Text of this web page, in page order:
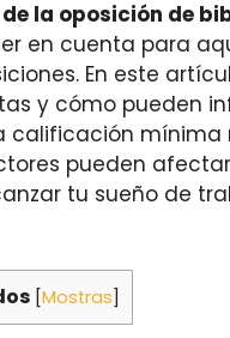
la oposición de
en cuenta para
En este
y cómo pueden
calificación
pueden
tu sueño de
[Mostras]